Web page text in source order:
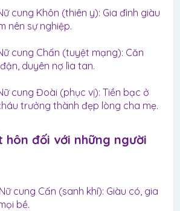
cung Khôn (thiên y): Gia đình giàu
nên sự nghiệp.
cung Chấn (tuyệt mạng): Căn
duyên nợ lìa tan.
cung Đoài (phục vị): Tiền bạc ở
trưởng thành đẹp lòng cha mẹ.
hôn đối với những người
cung Cấn (sanh khí): Giàu có, gia
bề.